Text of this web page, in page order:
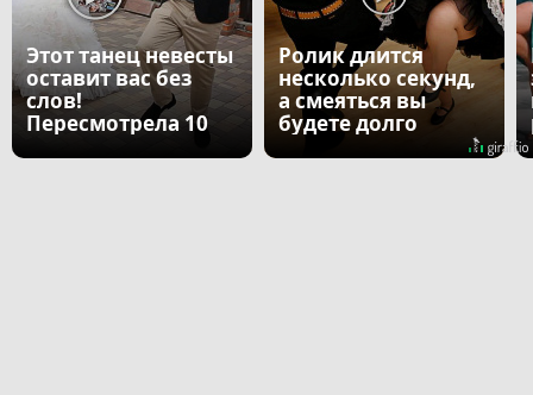
Этот танец невесты
оставит вас без
слов!
Пересмотрела 10
Ролик длится
несколько секунд,
а смеяться вы
будете долго